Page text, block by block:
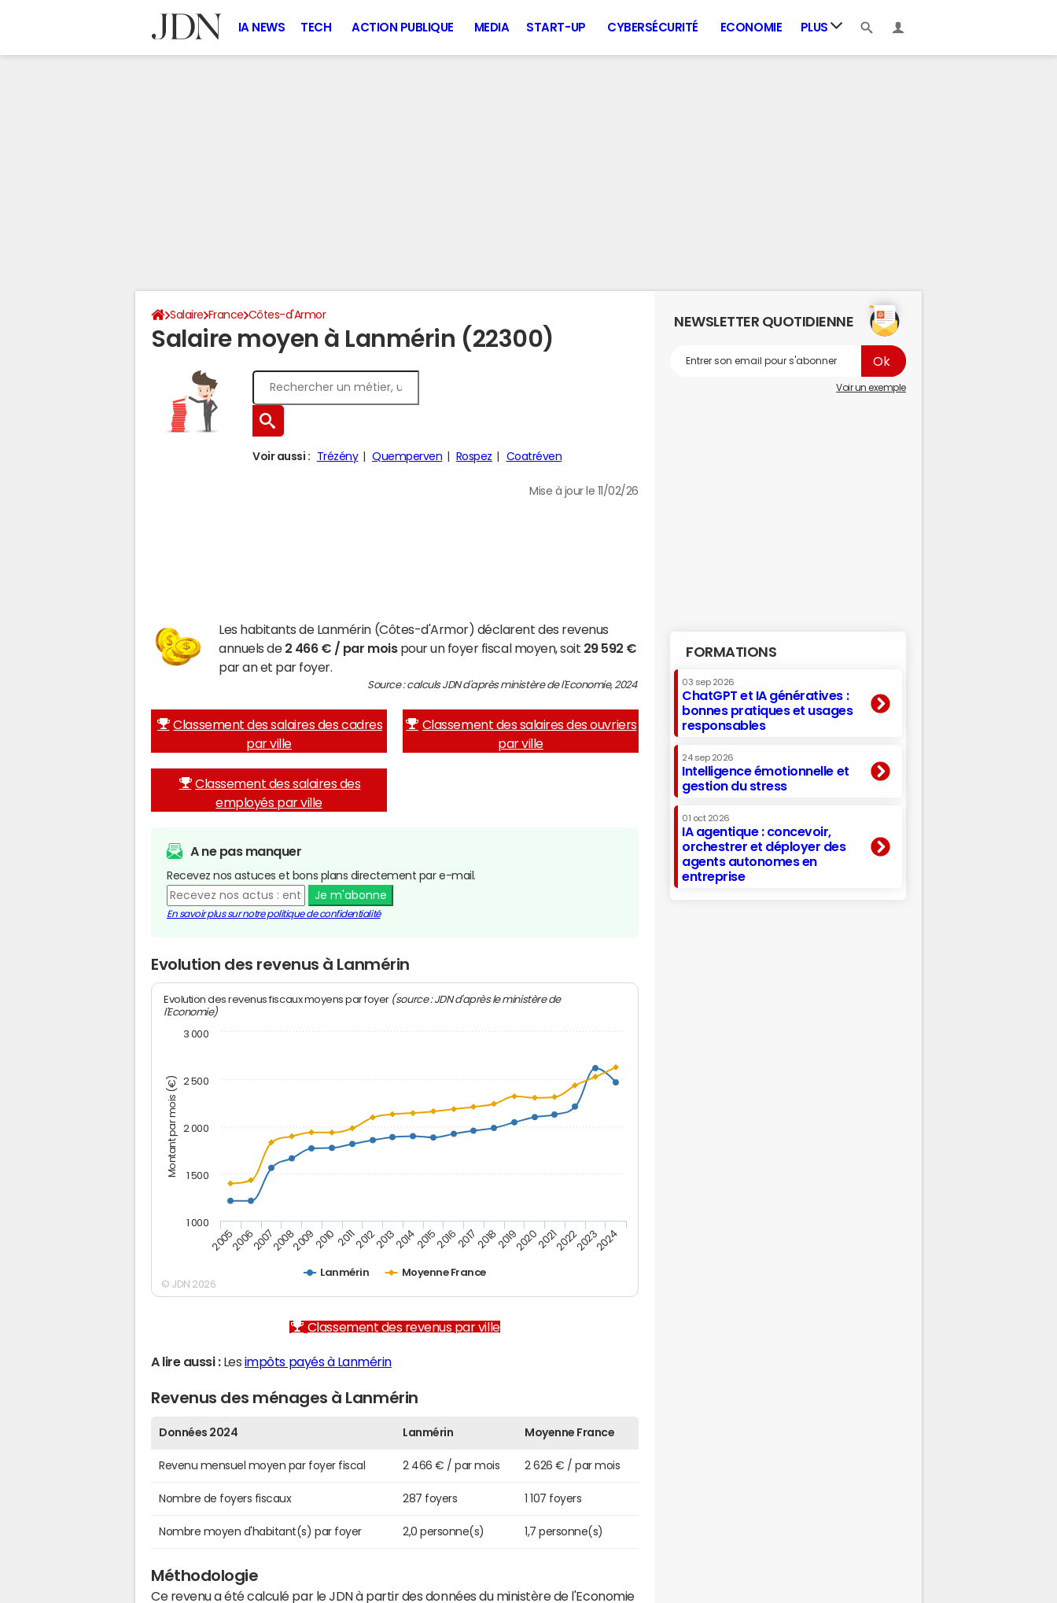
IA NEWS TECH ACTION PUBLIQUE MEDIA START-UP CYBERSÉCURITÉ ECONOMIE PLUS
Salaire France Côtes-d'Armor
Salaire moyen à Lanmérin (22300)
Voir aussi : Trézény Quemperven Rospez Coatréven
Mise à jour le 11/02/26
Les habitants de Lanmérin (Côtes-d'Armor) déclarent des revenus
annuels de 2 466 € / par moispour un foyer fiscal moyen, soit 29 592 €
par an et par foyer.
Source : calculs JDN d'après ministère de l'Economie, 2024
Classement des salaires des cadres
par ville
Classement des salaires des ouvriers
par ville
Classement des salaires des
employés par ville
A ne pas manquer
Recevez nos astuces et bons plans directement par e-mail.
Je m'abonne
En savoir plus sur notre politique de confidentialité
Evolution des revenus à Lanmérin
Montant par mois (€)
Evolution des revenus fiscaux moyens par foyer (source : JDN d'après le ministère de
l'Economie)
Lanmérin Moyenne France
200520062007200820092010 20112012201320142015201620172018201920202021202220232024
1 000
1 500
2 000
2 500
3 000
© JDN 2026
Classement des revenus par ville
A lire aussi :Les impôts payés à Lanmérin
Revenus des ménages à Lanmérin
Données 2024 Lanmérin Moyenne France
Revenu mensuel moyen par foyer fiscal 2 466 € / par mois 2 626 € / par mois
Nombre de foyers fiscaux 287 foyers 1 107 foyers
Nombre moyen d'habitant(s) par foyer 2,0 personne(s) 1,7 personne(s)
Méthodologie
Ce revenu a été calculé par le JDN à partir des données du ministère de l'Economie
NEWSLETTER QUOTIDIENNE
Voir un exemple
FORMATIONS
03 sep 2026
ChatGPT et IA génératives :
bonnes pratiques et usages
responsables
24 sep 2026
Intelligence émotionnelle et
gestion du stress
01 oct 2026
IA agentique : concevoir,
orchestrer et déployer des
agents autonomes en
entreprise